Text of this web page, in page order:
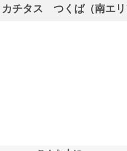
カチタス つくば（南エリ